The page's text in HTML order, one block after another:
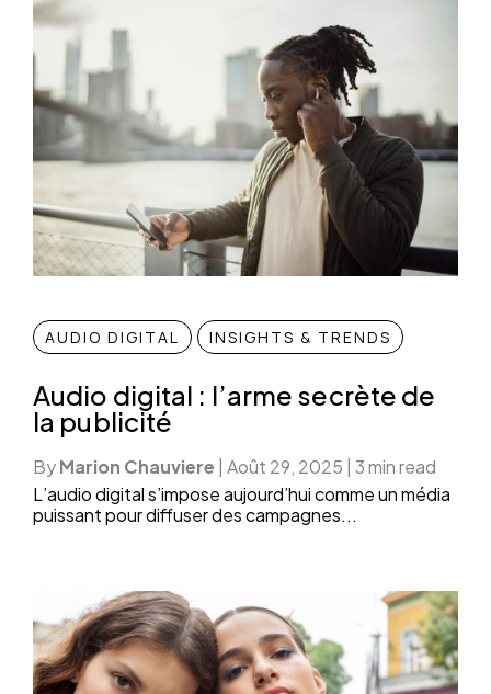
AUDIO DIGITAL INSIGHTS & TRENDS
Audio digital : l’arme secrète de
la publicité
ByMarion Chauviere | Août 29, 2025 | 3 min read
L’audio digital s’impose aujourd’hui comme un média
puissant pour diffuser des campagnes...